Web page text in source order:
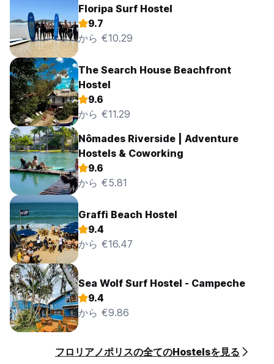
Floripa Surf Hostel
9.7
から €10.29
The Search House Beachfront
Hostel
9.6
から €11.29
Nômades Riverside | Adventure
Hostels & Coworking
9.6
から €5.81
Graffi Beach Hostel
9.4
から €16.47
Sea Wolf Surf Hostel - Campeche
9.4
から €9.86
フロリアノポリスの全てのHostelsを見る